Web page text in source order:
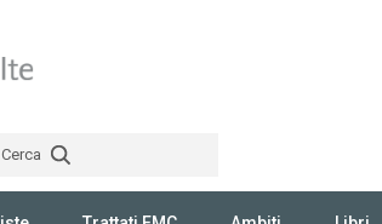
Cerca